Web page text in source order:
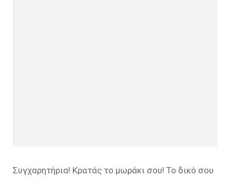
Συγχαρητήρια! Κρατάς το μωράκι σου! Το δικό σου